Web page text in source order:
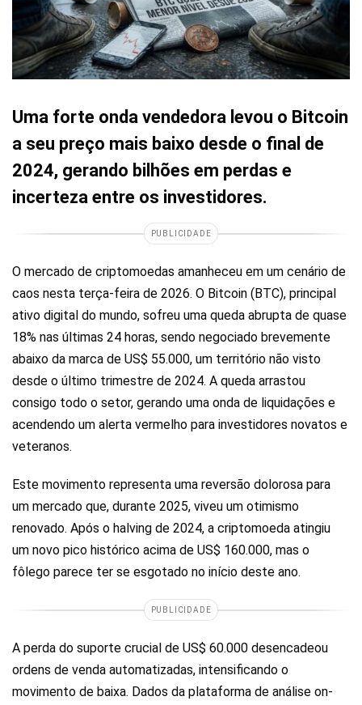
Uma forte onda vendedora levou o Bitcoin
a seu preço mais baixo desde o final de
2024, gerando bilhões em perdas e
incerteza entre os investidores.
PUBLICIDADE
O mercado de criptomoedas amanheceu em um cenário de
caos nesta terça-feira de 2026. O Bitcoin (BTC), principal
ativo digital do mundo, sofreu uma queda abrupta de quase
18% nas últimas 24 horas, sendo negociado brevemente
abaixo da marca de US$ 55.000, um território não visto
desde o último trimestre de 2024. A queda arrastou
consigo todo o setor, gerando uma onda de liquidações e
acendendo um alerta vermelho para investidores novatos e
veteranos.
Este movimento representa uma reversão dolorosa para
um mercado que, durante 2025, viveu um otimismo
renovado. Após o halving de 2024, a criptomoeda atingiu
um novo pico histórico acima de US$ 160.000, mas o
fôlego parece ter se esgotado no início deste ano.
PUBLICIDADE
A perda do suporte crucial de US$ 60.000 desencadeou
ordens de venda automatizadas, intensificando o
movimento de baixa. Dados da plataforma de análise on-